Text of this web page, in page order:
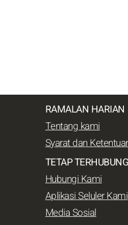
RAMALAN HARIAN
Tentang kami
Syarat dan
TETAP TERHUBUNG
Hubungi Kami
Aplikasi Seluler Kami
Media Sosial